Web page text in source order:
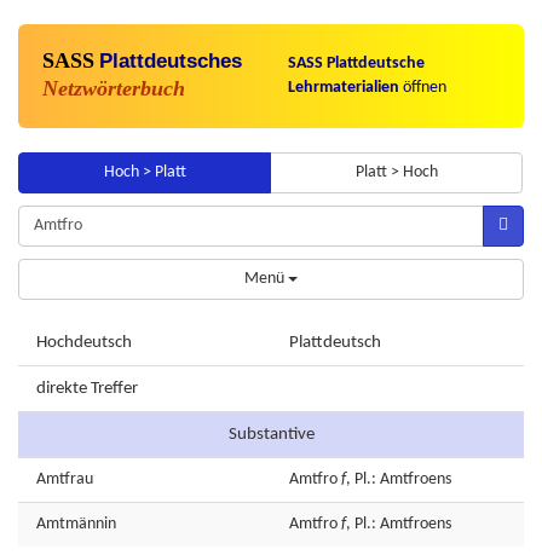
SASS Plattdeutsches
Netzwörterbuch
SASS Plattdeutsche
Lehrmaterialien öffnen
Hoch > Platt Platt > Hoch
Menü
Hochdeutsch Plattdeutsch
direkte Treffer
Substantive
Amtfrau Amtfro f, Pl.: Amtfroens
Amtmännin Amtfro f, Pl.: Amtfroens